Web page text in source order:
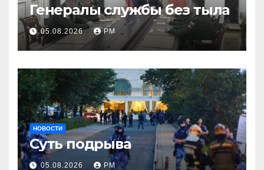
Генералы службы без тыла
05.08.2026 РМ
НОВОСТИ
Суть подрыва
05.08.2026 РМ